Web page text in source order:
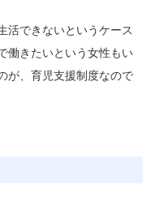
活できないというケース
働きたいという女性もい
が、育児支援制度なので